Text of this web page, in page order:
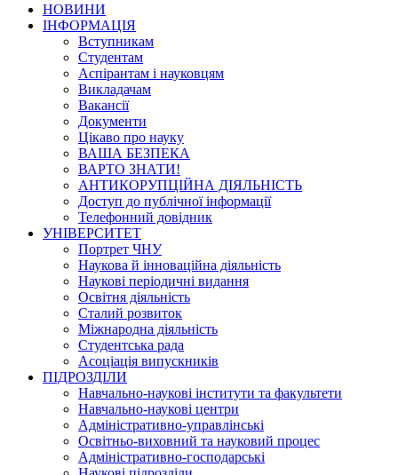
НОВИНИ
ІНФОРМАЦІЯ
Вступникам
Студентам
Аспірантам і науковцям
Викладачам
Вакансії
Документи
Цікаво про науку
ВАША БЕЗПЕКА
ВАРТО ЗНАТИ!
АНТИКОРУПЦІЙНА ДІЯЛЬНІСТЬ
Доступ до публічної інформації
Телефонний довідник
УНІВЕРСИТЕТ
Портрет ЧНУ
Наукова й інноваційна діяльність
Наукові періодичні видання
Освітня діяльність
Сталий розвиток
Міжнародна діяльність
Студентська рада
Асоціація випускників
ПІДРОЗДІЛИ
Навчально-наукові інститути та факультети
Навчально-наукові центри
Адміністративно-управлінські
Освітньо-виховний та науковий процес
Адміністративно-господарські